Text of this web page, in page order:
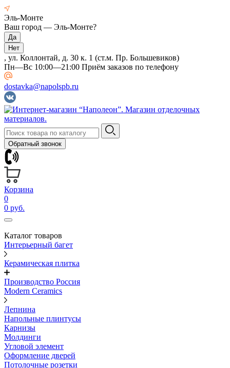
Эль-Монте
Ваш город — Эль-Монте?
, ул. Коллонтай, д. 30 к. 1 (ст.м. Пр. Большевиков)
Пн—Вс 10:00—21:00 Приём заказов по телефону
dostavka@napolspb.ru
Обратный звонок
Корзина
0
0 руб.
Каталог товаров
Интерьерный багет
Керамическая плитка
Производство Россия
Modern Ceramics
Лепнина
Напольные плинтусы
Карнизы
Молдинги
Угловой элемент
Оформление дверей
Потолочные розетки